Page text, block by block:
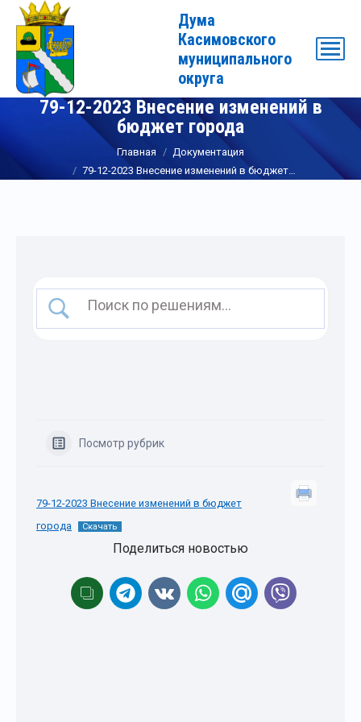
Дума
Касимовского
муниципального
округа
79-12-2023 Внесение изменений в
бюджет города
Главная
Документация
79-12-2023 Внесение изменений в бюджет…
Посмотр рубрик
79-12-2023 Внесение изменений в бюджет
города
Скачать
Поделиться новостью